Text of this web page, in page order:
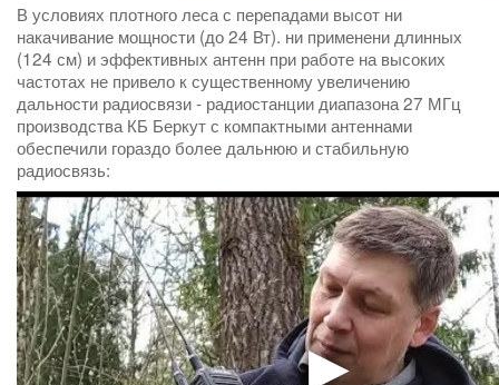
В условиях плотного леса с перепадами высот ни
накачивание мощности (до 24 Вт). ни применени длинных
(124 см) и эффективных антенн при работе на высоких
частотах не привело к существенному увеличению
дальности радиосвязи - радиостанции диапазона 27 МГц
производства КБ Беркут с компактными антеннами
обеспечили гораздо более дальнюю и стабильную
радиосвязь: